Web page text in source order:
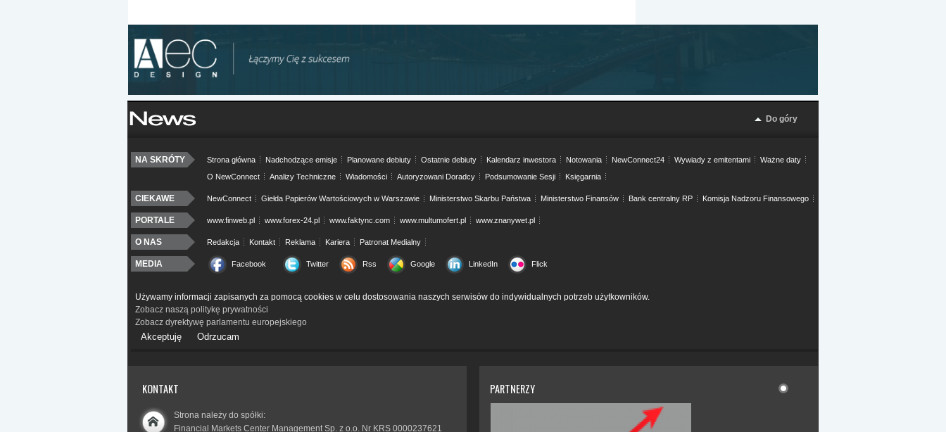
Do góry
NA SKRÓTY Strona główna Nadchodzące emisje Planowane debiuty Ostatnie debiuty Kalendarz inwestora Notowania NewConnect24 Wywiady z emitentami
Ważne daty
O NewConnect
Analizy Techniczne Wiadomości Autoryzowani Doradcy Podsumowanie Sesji Księgarnia
CIEKAWE NewConnect Giełda Papierów Wartościowych w Warszawie Ministerstwo Skarbu Państwa Ministerstwo Finansów Bank centralny RP Komisja Nadzoru Finansowego
PORTALE www.finweb.pl www.forex-24.pl www.faktync.com www.multumofert.pl www.znanywet.pl
O NAS Redakcja Kontakt Reklama Kariera Patronat Medialny
MEDIA Facebook Twitter Rss Google LinkedIn Flick
Używamy informacji zapisanych za pomocą cookies w celu dostosowania naszych serwisów do indywidualnych potrzeb użytkowników.
Zobacz naszą politykę prywatności
Zobacz dyrektywę parlamentu europejskiego
Akceptuję Odrzucam
KONTAKT
Strona należy do spółki:
Financial Markets Center Management Sp. z o.o. Nr KRS 0000237621
PARTNERZY